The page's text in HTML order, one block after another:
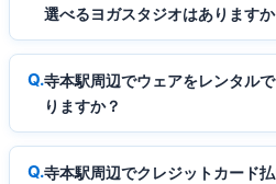
選べるヨガスタジオはありますか
寺本駅周辺でウェアをレンタル
りますか？
寺本駅周辺でクレジットカード